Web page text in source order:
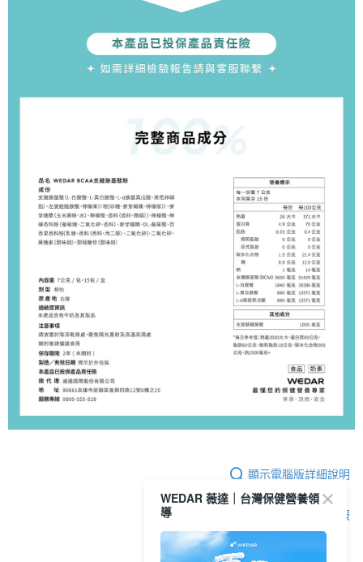
顯示電腦版詳細說明
客服
WEDAR 薇達｜台灣保健營養領
導